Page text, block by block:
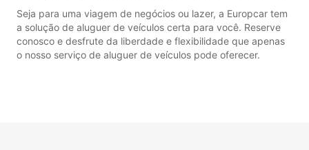
Seja para uma viagem de negócios ou lazer, a Europcar tem
a solução de aluguer de veículos certa para você. Reserve
conosco e desfrute da liberdade e flexibilidade que apenas
o nosso serviço de aluguer de veículos pode oferecer.